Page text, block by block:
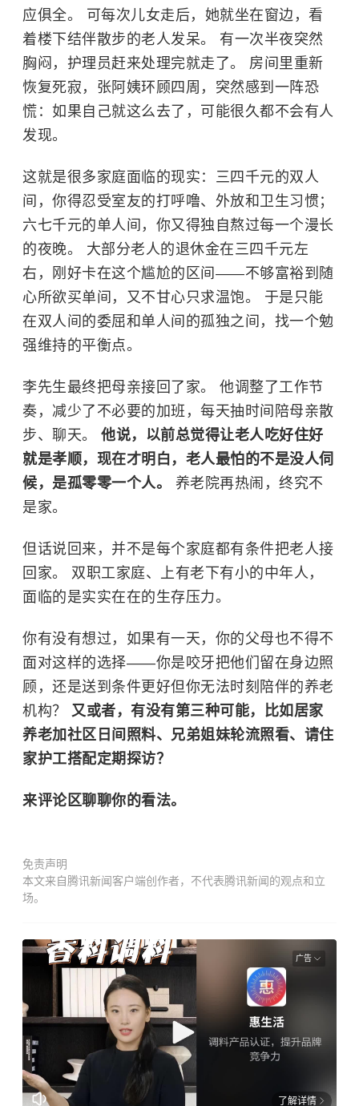
应俱全。 可每次儿女走后，她就坐在窗边，看
着楼下结伴散步的老人发呆。 有一次半夜突然
胸闷，护理员赶来处理完就走了。 房间里重新
恢复死寂，张阿姨环顾四周，突然感到一阵恐
慌：如果自己就这么去了，可能很久都不会有人
发现。
这就是很多家庭面临的现实：三四千元的双人
间，你得忍受室友的打呼噜、外放和卫生习惯；
六七千元的单人间，你又得独自熬过每一个漫长
的夜晚。 大部分老人的退休金在三四千元左
右，刚好卡在这个尴尬的区间——不够富裕到随
心所欲买单间，又不甘心只求温饱。 于是只能
在双人间的委屈和单人间的孤独之间，找一个勉
强维持的平衡点。
李先生最终把母亲接回了家。 他调整了工作节
奏，减少了不必要的加班，每天抽时间陪母亲散
步、聊天。 他说，以前总觉得让老人吃好住好
就是孝顺，现在才明白，老人最怕的不是没人伺
候，是孤零零一个人。 养老院再热闹，终究不
是家。
但话说回来，并不是每个家庭都有条件把老人接
回家。 双职工家庭、上有老下有小的中年人，
面临的是实实在在的生存压力。
你有没有想过，如果有一天，你的父母也不得不
面对这样的选择——你是咬牙把他们留在身边照
顾，还是送到条件更好但你无法时刻陪伴的养老
机构？ 又或者，有没有第三种可能，比如居家
养老加社区日间照料、兄弟姐妹轮流照看、请住
家护工搭配定期探访？
来评论区聊聊你的看法。
免责声明
本文来自腾讯新闻客户端创作者，不代表腾讯新闻的观点和立
场。
广告
了解详情